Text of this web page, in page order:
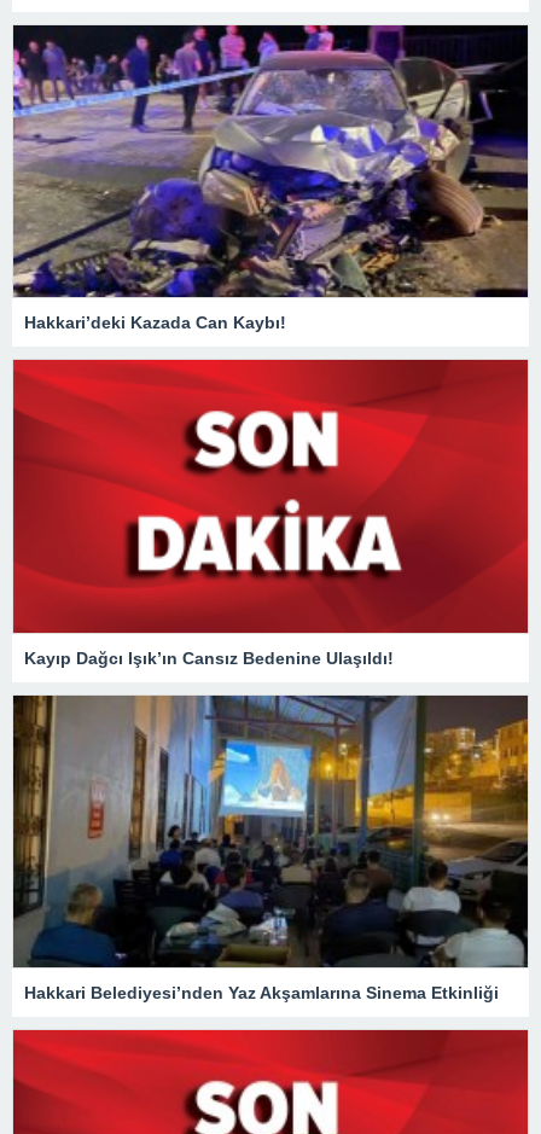
Hakkari’deki Kazada Can Kaybı!
Kayıp Dağcı Işık’ın Cansız Bedenine Ulaşıldı!
Hakkari Belediyesi’nden Yaz Akşamlarına Sinema Etkinliği